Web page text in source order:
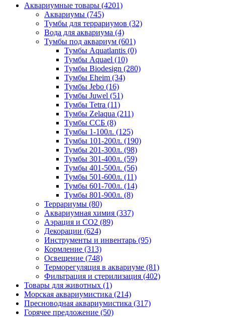
Аквариумные товары (4201)
Аквариумы (745)
Тумбы для террариумов (32)
Вода для аквариума (4)
Тумбы под аквариум (601)
Тумбы Aquatlantis (0)
Тумбы Aquael (10)
Тумбы Biodesign (280)
Тумбы Eheim (34)
Тумбы Jebo (16)
Тумбы Juwel (51)
Тумбы Tetra (11)
Тумбы Zelaqua (211)
Тумбы ССБ (8)
Тумбы 1-100л. (125)
Тумбы 101-200л. (190)
Тумбы 201-300л. (98)
Тумбы 301-400л. (59)
Тумбы 401-500л. (56)
Тумбы 501-600л. (11)
Тумбы 601-700л. (14)
Тумбы 801-900л. (8)
Террариумы (80)
Аквариумная химия (337)
Аэрация и CO2 (89)
Декорации (624)
Инструменты и инвентарь (95)
Кормление (313)
Освещение (748)
Терморегуляция в аквариуме (81)
Фильтрация и стерилизация (402)
Товары для животных (1)
Морская аквариумистика (214)
Пресноводная аквариумистика (317)
Горячее предложение (50)